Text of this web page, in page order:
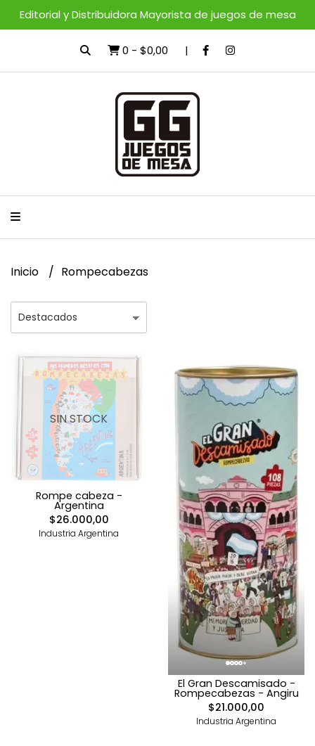
Editorial y Distribuidora Mayorista de juegos de mesa
0 - $0,00
Inicio Rompecabezas
SIN STOCK
Rompe cabeza -
Argentina
$26.000,00
Industria Argentina
El Gran Descamisado -
Rompecabezas - Angiru
$21.000,00
Industria Argentina